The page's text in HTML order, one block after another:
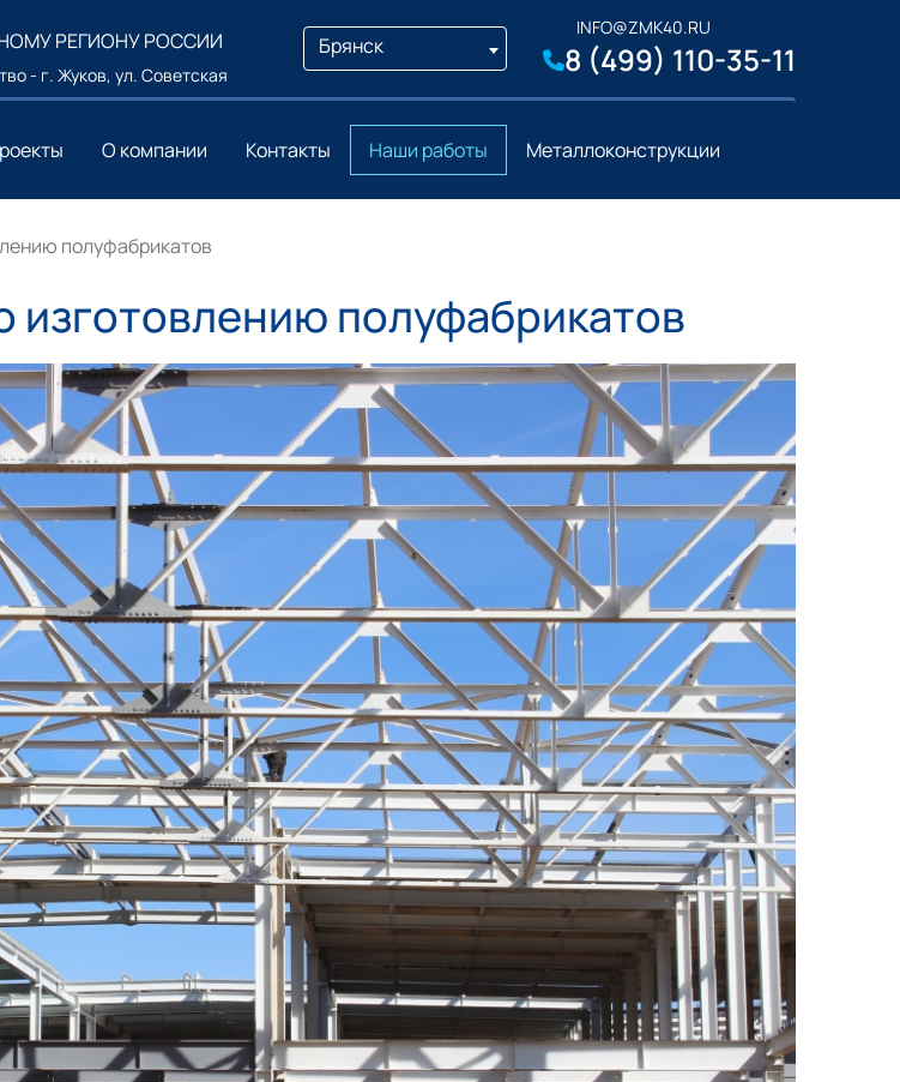
РЕГИОНУ РОССИИ
- г. Жуков, ул. Советская
Брянск
INFO@ZMK40.RU
8 (499) 110-35-11
О компании Контакты Наши работы Металлоконструкции
полуфабрикатов
изготовлению полуфабрикатов